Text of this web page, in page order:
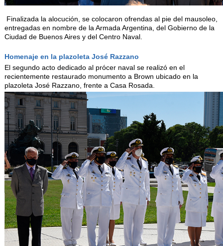
Finalizada la alocución, se colocaron ofrendas al pie del mausoleo,
entregadas en nombre de la Armada Argentina, del Gobierno de la
Ciudad de Buenos Aires y del Centro Naval.
Homenaje en la plazoleta José Razzano
El segundo acto dedicado al prócer naval se realizó en el
recientemente restaurado monumento a Brown ubicado en la
plazoleta José Razzano, frente a Casa Rosada.